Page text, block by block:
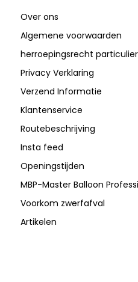
Over ons
Algemene voorwaarden
herroepingsrecht
Privacy Verklaring
Verzend Informatie
Klantenservice
Routebeschrijving
Insta feed
Openingstijden
MBP-Master Balloon
Voorkom zwerfafval
Artikelen